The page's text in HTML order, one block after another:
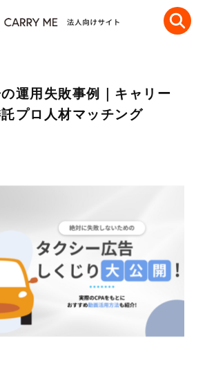
運用失敗事例｜キャリー
プロ人材マッチング